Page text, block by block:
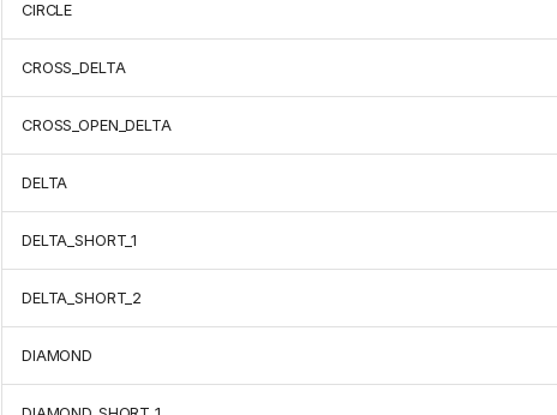
CIRCLE
CROSS_DELTA
CROSS_OPEN_DELTA
DELTA
DELTA_SHORT_1
DELTA_SHORT_2
DIAMOND